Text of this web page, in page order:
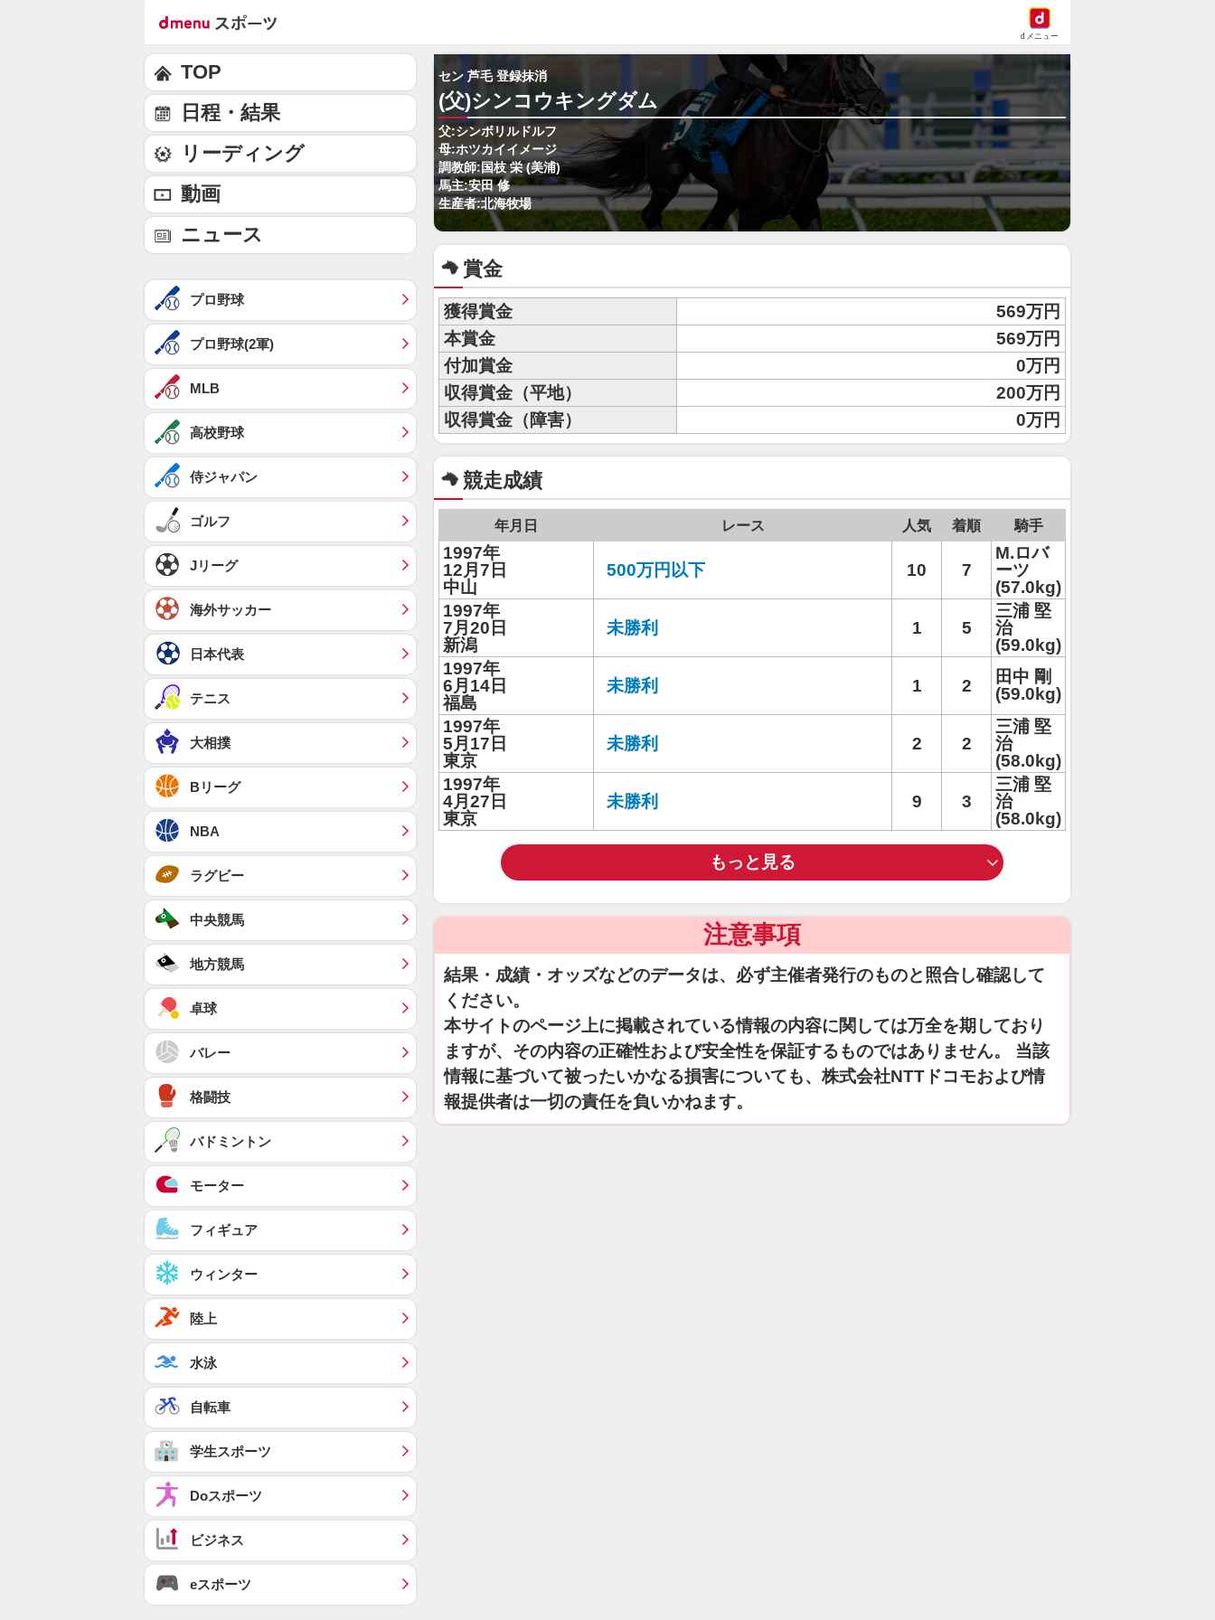
dメニュー
セン 芦毛 登録抹消
(父)シンコウキングダム
父:シンボリルドルフ
母:ホツカイイメージ
調教師:国枝 栄 (美浦)
馬主:安田 修
生産者:北海牧場
賞金
獲得賞金
569万円
本賞金
569万円
付加賞金
0万円
収得賞金（平地）
200万円
収得賞金（障害）
0万円
競走成績
年月日 レース 人気 着順 騎手
1997年
12月7日
中山
500万円以下 10 7
M.ロバ
ーツ
(57.0kg)
1997年
7月20日
新潟
未勝利 1 5
三浦 堅
治
(59.0kg)
1997年
6月14日
福島
未勝利 1 2
田中 剛
(59.0kg)
1997年
5月17日
東京
未勝利 2 2
三浦 堅
治
(58.0kg)
1997年
4月27日
東京
未勝利 9 3
三浦 堅
治
(58.0kg)
もっと見る
注意事項
結果・成績・オッズなどのデータは、必ず主催者発行のものと照合し確認して
ください。
本サイトのページ上に掲載されている情報の内容に関しては万全を期しており
ますが、その内容の正確性および安全性を保証するものではありません。 当該
情報に基づいて被ったいかなる損害についても、株式会社NTTドコモおよび情
報提供者は一切の責任を負いかねます。
TOP
日程・結果
リーディング
動画
ニュース
プロ野球
プロ野球(2軍)
MLB
高校野球
侍ジャパン
ゴルフ
Jリーグ
海外サッカー
日本代表
テニス
大相撲
Bリーグ
NBA
ラグビー
中央競馬
地方競馬
卓球
バレー
格闘技
バドミントン
モーター
フィギュア
ウィンター
陸上
水泳
自転車
学生スポーツ
Doスポーツ
ビジネス
eスポーツ